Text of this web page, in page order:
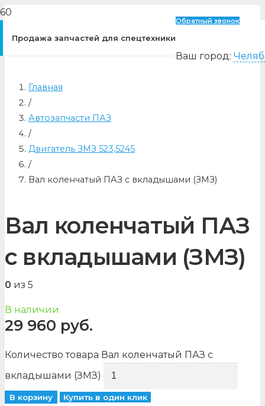
Продажа запчастей для спецтехники
Обратный звонок
Ваш город:
Главная
/
Автозапчасти ПАЗ
/
Двигатель ЗМЗ 523,5245
/
Вал коленчатый ПАЗ с вкладышами (ЗМЗ)
Вал коленчатый ПАЗ
с вкладышами (ЗМЗ)
0 из 5
В наличии
29 960 руб.
Количество товара Вал коленчатый ПАЗ с
вкладышами (ЗМЗ)
В корзину Купить в один клик